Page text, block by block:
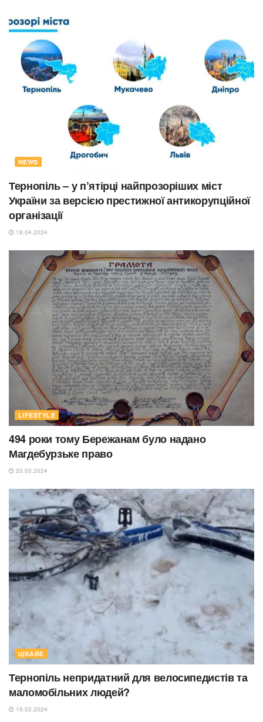
NEWS
Тернопіль – у п’ятірці найпрозоріших міст
України за версією престижної антикорупційної
організації
18.04.2024
LIFESTYLE
494 роки тому Бережанам було надано
Магдебурзьке право
20.03.2024
ЦІКАВЕ
Тернопіль непридатний для велосипедистів та
маломобільних людей?
19.02.2024